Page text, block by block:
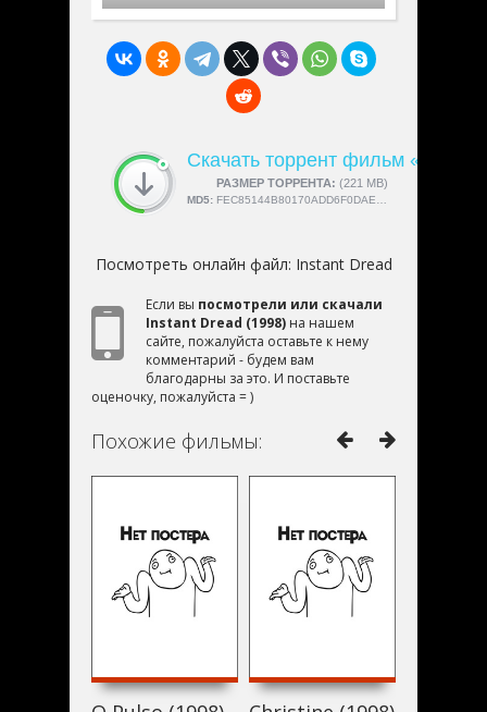
Скачать торрент фильм «Instant
РАЗМЕР ТОРРЕНТА: (221 MB)
СКАЧАЛИ:4189
MD5: FEC85144B80170ADD6F0DAE469DCA92E
Посмотреть онлайн файл: Instant Dread
Если вы посмотрели или скачали
Instant Dread (1998) на нашем
сайте, пожалуйста оставьте к нему
комментарий - будем вам
благодарны за это. И поставьте
оценочку, пожалуйста = )
Похожие фильмы: